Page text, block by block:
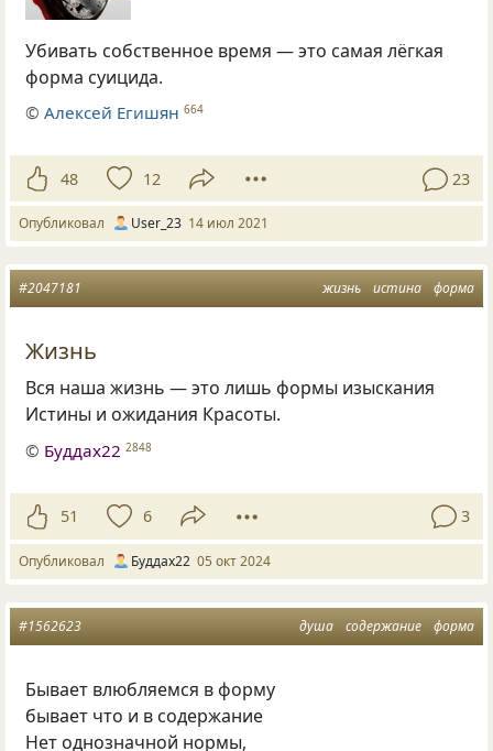
Убивать собственное время — это самая лёгкая
форма суицида.
©Алексей Егишян 664
48 12 23
Опубликовал User_23 14 июл 2021
жизнь истина форма
#2047181
Жизнь
Вся наша жизнь — это лишь формы изыскания
Истины и ожидания Красоты.
© Буддах22 2848
51 6 3
Опубликовал Буддах22 05 окт 2024
душа содержание форма
#1562623
Бывает влюбляемся в форму
бывает что и в содержание
Нет однозначной нормы,